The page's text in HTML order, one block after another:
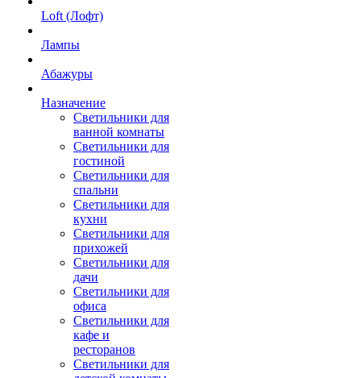
Loft (Лофт)
Лампы
Абажуры
Назначение
Светильники для
ванной комнаты
Светильники для
гостиной
Светильники для
спальни
Светильники для
кухни
Светильники для
прихожей
Светильники для
дачи
Светильники для
офиса
Светильники для
кафе и
ресторанов
Светильники для